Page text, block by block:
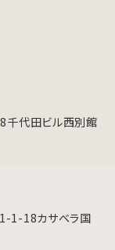
代田ビル⻄別館
1-18カサベラ国